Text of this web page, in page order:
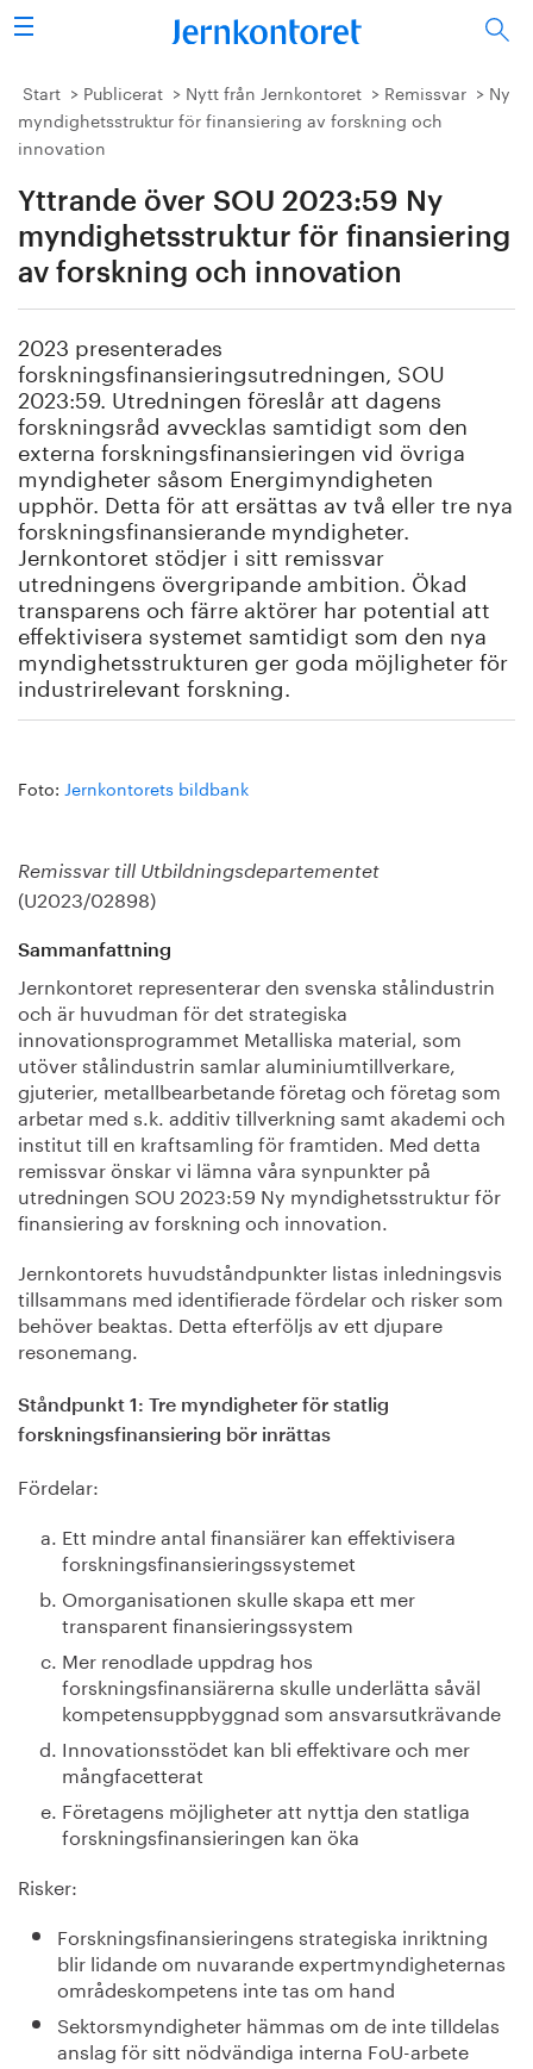
Sök
Stålindustrin
Vision 2050
Forskning/utbildning
Energi/miljö
Publicerat
Bildbank
Om oss
Start Publicerat Nytt från Jernkontoret Remissvar
Ny
myndighetsstruktur för finansiering av forskning och
innovation
Yttrande över SOU 2023:59 Ny
myndighetsstruktur för finansiering
av forskning och innovation
2023 presenterades
forskningsfinansieringsutredningen, SOU
2023:59. Utredningen föreslår att dagens
forskningsråd avvecklas samtidigt som den
externa forskningsfinansieringen vid övriga
myndigheter såsom Energimyndigheten
upphör. Detta för att ersättas av två eller tre nya
forskningsfinansierande myndigheter.
Jernkontoret stödjer i sitt remissvar
utredningens övergripande ambition. Ökad
transparens och färre aktörer har potential att
effektivisera systemet samtidigt som den nya
myndighetsstrukturen ger goda möjligheter för
industrirelevant forskning.
Foto: Jernkontorets bildbank
Remissvar till Utbildningsdepartementet
(U2023/02898)
Sammanfattning
Jernkontoret representerar den svenska stålindustrin
och är huvudman för det strategiska
innovationsprogrammet Metalliska material, som
utöver stålindustrin samlar aluminiumtillverkare,
gjuterier, metallbearbetande företag och företag som
arbetar med s.k. additiv tillverkning samt akademi och
institut till en kraftsamling för framtiden. Med detta
remissvar önskar vi lämna våra synpunkter på
utredningen SOU 2023:59 Ny myndighetsstruktur för
finansiering av forskning och innovation.
Jernkontorets huvudståndpunkter listas inledningsvis
tillsammans med identifierade fördelar och risker som
behöver beaktas. Detta efterföljs av ett djupare
resonemang.
Ståndpunkt 1: Tre myndigheter för statlig
forskningsfinansiering bör inrättas
Fördelar:
Ett mindre antal finansiärer kan effektivisera
forskningsfinansieringssystemet
Omorganisationen skulle skapa ett mer
transparent finansieringssystem
Mer renodlade uppdrag hos
forskningsfinansiärerna skulle underlätta såväl
kompetensuppbyggnad som ansvarsutkrävande
Innovationsstödet kan bli effektivare och mer
mångfacetterat
Företagens möjligheter att nyttja den statliga
forskningsfinansieringen kan öka
Risker:
Forskningsfinansieringens strategiska inriktning
blir lidande om nuvarande expertmyndigheternas
områdeskompetens inte tas om hand
Sektorsmyndigheter hämmas om de inte tilldelas
anslag för sitt nödvändiga interna FoU-arbete